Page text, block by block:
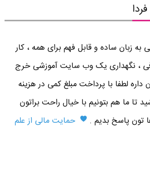
زبان ساده و قابل فهم برای همه ، کار
، نگهداری یک وب سایت آموزشی خرج
داره لطفا با پرداخت مبلغ کمی در هزینه
تا ما هم بتونیم با خیال راحت براتون
تون پاسخ بدیم .
حمایت مالی از علم